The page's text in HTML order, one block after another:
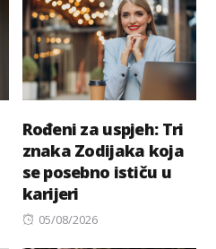
Rođeni za uspjeh: Tri
znaka Zodijaka koja
se posebno ističu u
karijeri
Posted
05/08/2026